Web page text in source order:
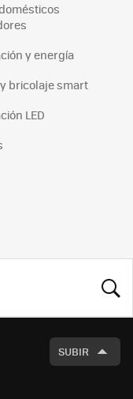
y energía
bricolaje smart
LED
SUBIR